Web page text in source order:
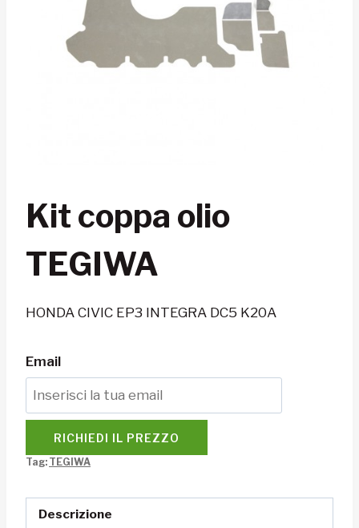
Kit coppa olio
TEGIWA
HONDA CIVIC EP3 INTEGRA DC5 K20A
Email
RICHIEDI IL PREZZO
Tag: TEGIWA
Descrizione